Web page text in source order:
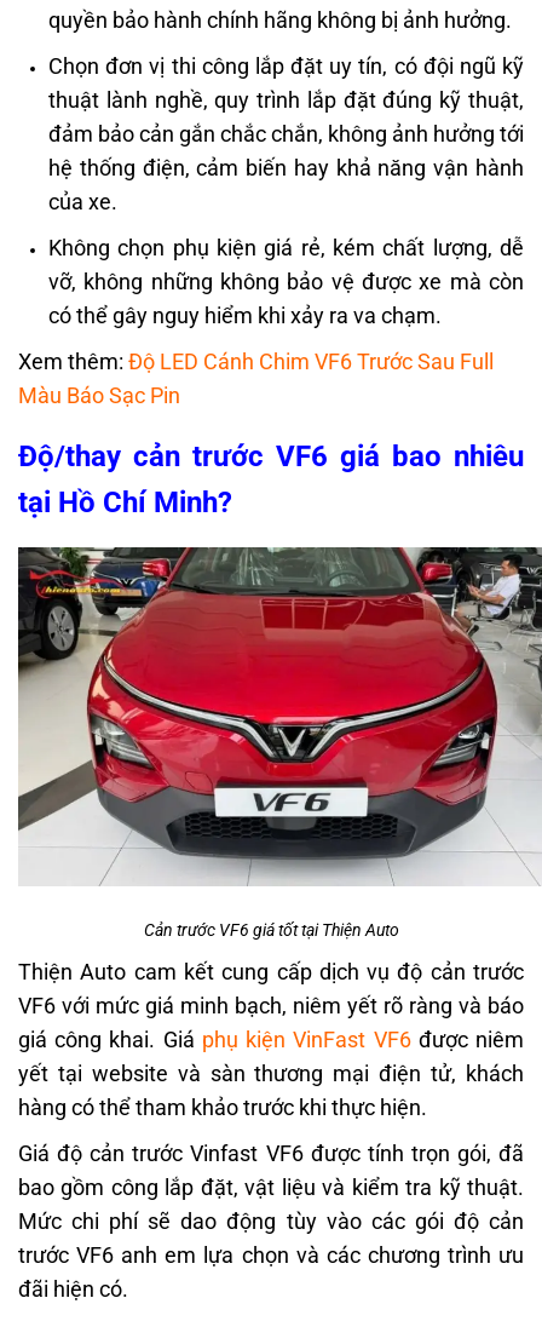
quyền bảo hành chính hãng không bị ảnh hưởng.
Chọn đơn vị thi công lắp đặt uy tín, có đội ngũ kỹ
thuật lành nghề, quy trình lắp đặt đúng kỹ thuật,
đảm bảo cản gắn chắc chắn, không ảnh hưởng tới
hệ thống điện, cảm biến hay khả năng vận hành
của xe.
Không chọn phụ kiện giá rẻ, kém chất lượng, dễ
vỡ, không những không bảo vệ được xe mà còn
có thể gây nguy hiểm khi xảy ra va chạm.
Xem thêm: Độ LED Cánh Chim VF6 Trước Sau Full
Màu Báo Sạc Pin
Độ/thay cản trước VF6 giá bao nhiêu
tại Hồ Chí Minh?
Cản trước VF6 giá tốt tại Thiện Auto
Thiện Auto cam kết cung cấp dịch vụ độ cản trước
VF6 với mức giá minh bạch, niêm yết rõ ràng và báo
giá công khai. Giá phụ kiện VinFast VF6được niêm
yết tại website và sàn thương mại điện tử, khách
hàng có thể tham khảo trước khi thực hiện.
Giá độ cản trước Vinfast VF6 được tính trọn gói, đã
bao gồm công lắp đặt, vật liệu và kiểm tra kỹ thuật.
Mức chi phí sẽ dao động tùy vào các gói độ cản
trước VF6 anh em lựa chọn và các chương trình ưu
đãi hiện có.